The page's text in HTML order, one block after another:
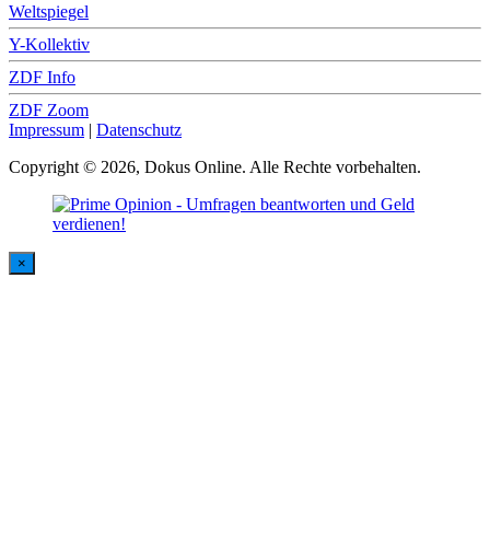
Weltspiegel
Y-Kollektiv
ZDF Info
ZDF Zoom
Impressum | Datenschutz
Copyright © 2026, Dokus Online. Alle Rechte vorbehalten.
×